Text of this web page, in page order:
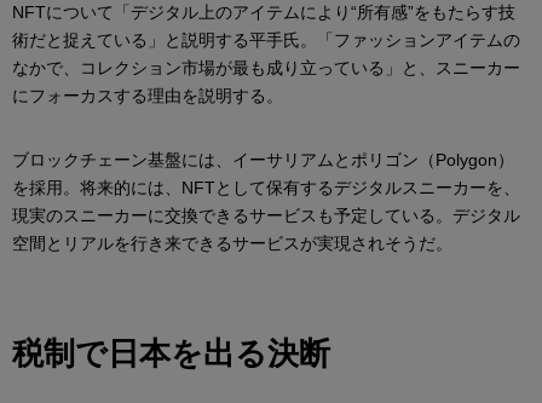
NFTについて「デジタル上のアイテムにより“所有感”をもたらす技
術だと捉えている」と説明する平手氏。「ファッションアイテムの
なかで、コレクション市場が最も成り立っている」と、スニーカー
にフォーカスする理由を説明する。
ブロックチェーン基盤には、イーサリアムとポリゴン（Polygon）
を採用。将来的には、NFTとして保有するデジタルスニーカーを、
現実のスニーカーに交換できるサービスも予定している。デジタル
空間とリアルを行き来できるサービスが実現されそうだ。
税制で日本を出る決断